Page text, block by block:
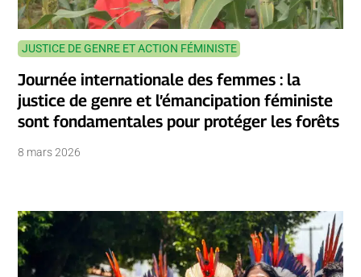
JUSTICE DE GENRE ET ACTION FÉMINISTE
Journée internationale des femmes : la
justice de genre et l’émancipation féministe
sont fondamentales pour protéger les forêts
8 mars 2026